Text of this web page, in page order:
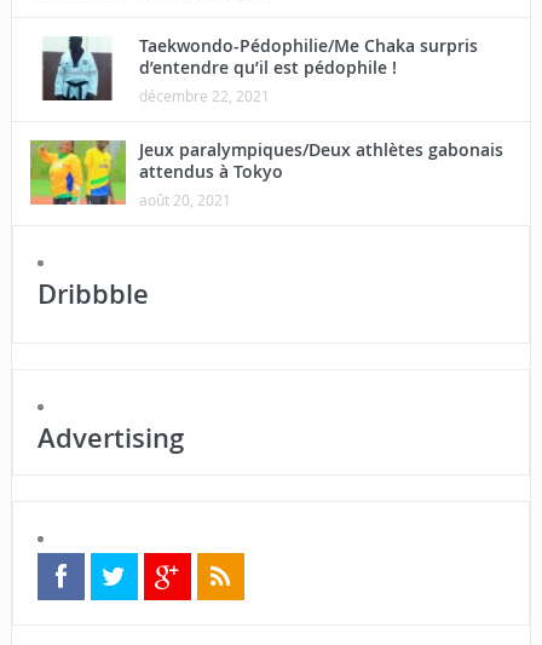
Taekwondo-Pédophilie/Me Chaka surpris
d’entendre qu’il est pédophile !
décembre 22, 2021
Jeux paralympiques/Deux athlètes gabonais
attendus à Tokyo
août 20, 2021
Dribbble
Advertising